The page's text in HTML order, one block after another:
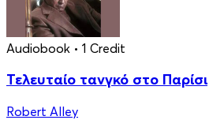
Audiobook • 1 Credit
Τελευταίο τανγκό στο Παρίσι
Robert Alley